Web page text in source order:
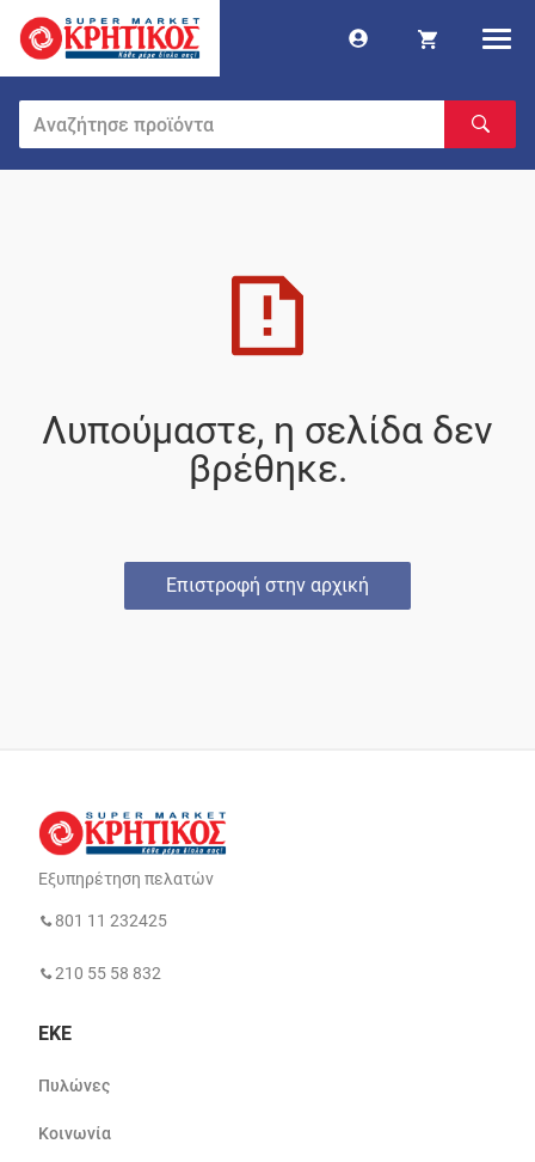
Λυπούμαστε, η σελίδα δεν
βρέθηκε.
Επιστροφή στην αρχική
Εξυπηρέτηση πελατών
801 11 232425
210 55 58 832
ΕΚΕ
Πυλώνες
Κοινωνία